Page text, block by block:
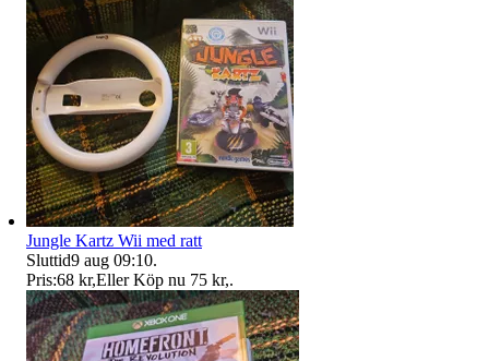
Jungle Kartz Wii med ratt
Sluttid9 aug 09:10.
Pris:68 kr,Eller Köp nu 75 kr,.